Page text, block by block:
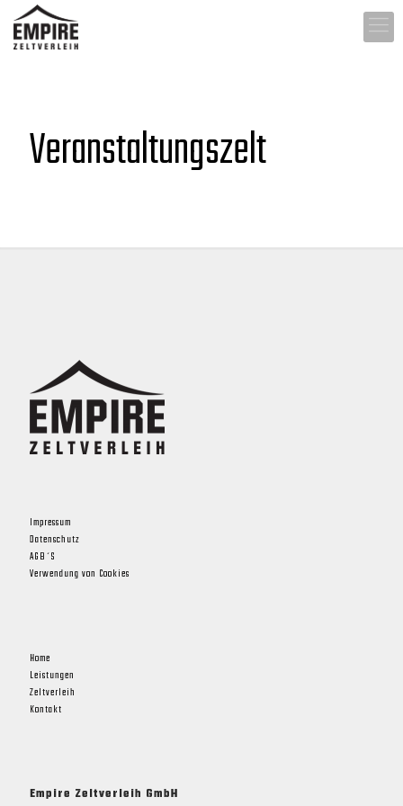
Veranstaltungszelt
Impressum
Datenschutz
AGB´S
Verwendung von Cookies
Home
Leistungen
Zeltverleih
Kontakt
Empire Zeltverleih GmbH